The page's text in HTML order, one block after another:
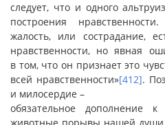
следует, что и одного
построения
жалость, или сострадание,
нравственности, но явная
в том, что он признает это
всей нравственности»[412].
и милосердие –
обязательное дополнение